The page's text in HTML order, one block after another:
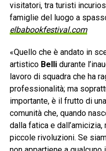
visitatori, tra turisti
famiglie del luogo a
elbabookfestival.com
«Quello che è andato in
artistico Bellidurante
lavoro di squadra che ha
professionalità; ma
importante, è il frutto di
comunità che, quando
dalla fatica e
piccole rivoluzioni. Se